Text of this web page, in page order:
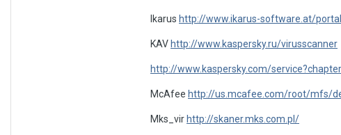
Ikarus http://www.ikarus-software.at/
KAV http://www.kaspersky.ru/virusscanner
http://www.kaspersky.com/
McAfee http://us.mcafee.com/root/mfs/
Mks_vir http://skaner.mks.com.pl/